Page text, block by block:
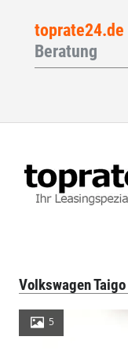
toprate24.de
Beratung
Volkswagen Taigo
5